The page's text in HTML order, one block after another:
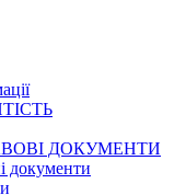
ДОКУМЕНТИ
документи